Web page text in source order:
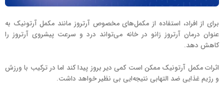
برای از افراد، استفاده از مکمل‌های مخصوص آرتروز مانند مکمل آرتونیک به
عنوان درمان آرتروز زانو در خانه می‌تواند درد و سرعت پیشروی آرتروز را
کاهش دهد.
اثرات مکمل آرتونیک ممکن است کمی دیر بروز پیدا کند اما در ترکیب با ورزش
و رژیم غذایی ضد التهابی نتیجه‌ایی بی نظیر خواهد داشت.